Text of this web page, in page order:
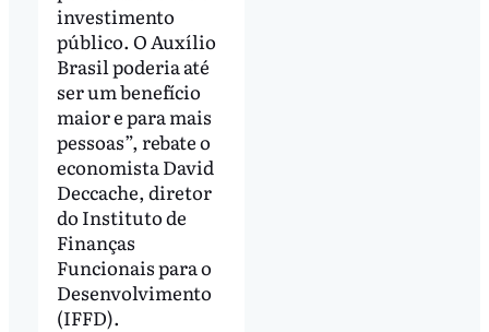
investimento
público. O Auxílio
Brasil poderia até
ser um benefício
maior e para mais
pessoas”, rebate o
economista David
Deccache, diretor
do Instituto de
Finanças
Funcionais para o
Desenvolvimento
(IFFD).